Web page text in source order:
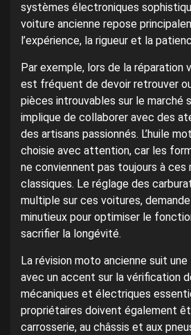
systèmes électroniques
voiture ancienne repose
l’expérience, la rigueur et la
Par exemple, lors de la réparation
est fréquent de devoir retrouver
pièces introuvables sur le marché
implique de collaborer avec des
des artisans passionnés. L’huile
choisie avec attention, car les
ne conviennent pas toujours à ces
classiques. Le réglage des
multiple sur ces voitures,
minutieux pour optimiser le
sacrifier la longévité.
La révision moto ancienne suit
avec un accent sur la vérification
mécaniques et électriques
propriétaires doivent également
carrosserie, au châssis et aux